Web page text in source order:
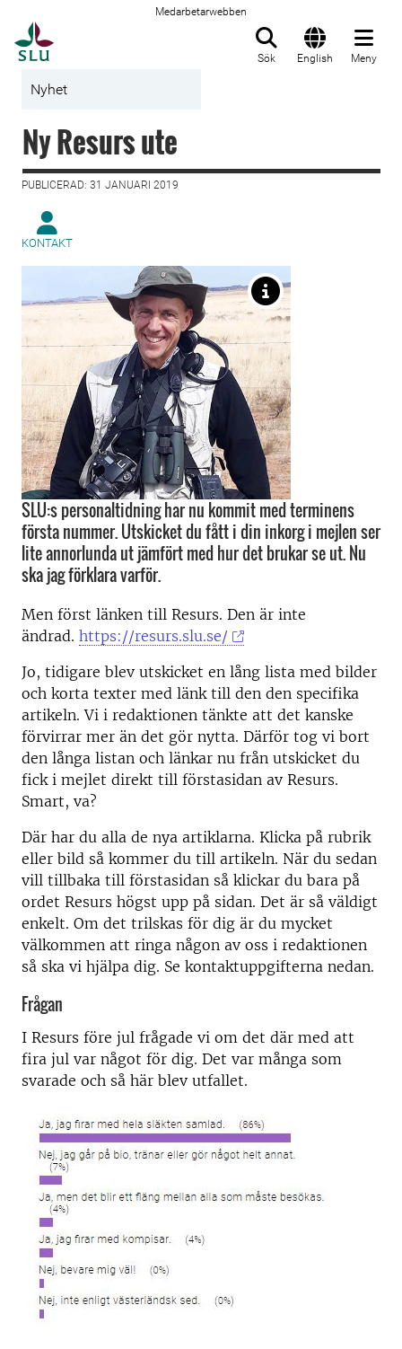
Medarbetarwebben
Sök English Meny
Nyhet
Ny Resurs ute
PUBLICERAD: 31 JANUARI 2019
KONTAKT
SLU:s personaltidning har nu kommit med terminens
första nummer. Utskicket du fått i din inkorg i mejlen ser
lite annorlunda ut jämfört med hur det brukar se ut. Nu
ska jag förklara varför.
Men först länken till Resurs. Den är inte
ändrad. https://resurs.slu.se/
Jo, tidigare blev utskicket en lång lista med bilder
och korta texter med länk till den den specifika
artikeln. Vi i redaktionen tänkte att det kanske
förvirrar mer än det gör nytta. Därför tog vi bort
den långa listan och länkar nu från utskicket du
fick i mejlet direkt till förstasidan av Resurs.
Smart, va?
Där har du alla de nya artiklarna. Klicka på rubrik
eller bild så kommer du till artikeln. När du sedan
vill tillbaka till förstasidan så klickar du bara på
ordet Resurs högst upp på sidan. Det är så väldigt
enkelt. Om det trilskas för dig är du mycket
välkommen att ringa någon av oss i redaktionen
så ska vi hjälpa dig. Se kontaktuppgifterna nedan.
Frågan
I Resurs före jul frågade vi om det där med att
fira jul var något för dig. Det var många som
svarade och så här blev utfallet.